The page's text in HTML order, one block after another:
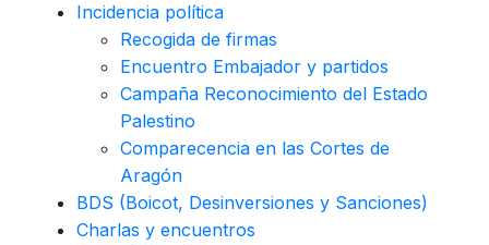
Incidencia política
Recogida de firmas
Encuentro Embajador y partidos
Campaña Reconocimiento del Estado
Palestino
Comparecencia en las Cortes de
Aragón
BDS (Boicot, Desinversiones y Sanciones)
Charlas y encuentros